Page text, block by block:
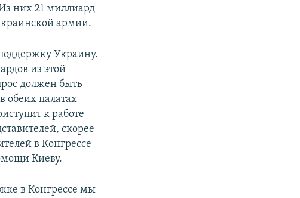
них 21 миллиард
армии.
Украину.
из этой
должен быть
обеих палатах
к работе
скорее
в Конгрессе
Киеву.
в Конгрессе мы